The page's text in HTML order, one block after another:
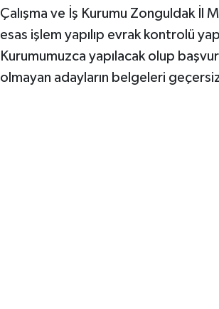
Çalışma ve İş Kurumu Zonguldak İl
esas işlem yapılıp evrak kontrolü
Kurumumuzca yapılacak olup
olmayan adayların belgeleri geçersiz